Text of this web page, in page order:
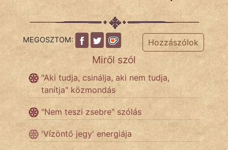
PSZICHO
FILM
ÉLETMÓD
MAGYARSÁG
MEGOSZTOM: Hozzászólok
Miről szól
"Aki tudja, csinálja, aki nem tudja,
tanítja" közmondás
"Nem teszi zsebre" szólás
'Vízöntő jegy' energiája